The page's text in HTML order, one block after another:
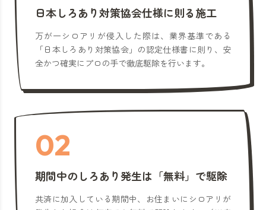
日本しろあり対策協会仕様に則る施工
万が一シロアリが侵入した際は、業界基準である
「日本しろあり対策協会」の認定仕様書に則り、安
全かつ確実にプロの手で徹底駆除を行います。
02
期間中のしろあり発生は「無料」で駆除
共済に加入している期間中、お住まいにシロアリが